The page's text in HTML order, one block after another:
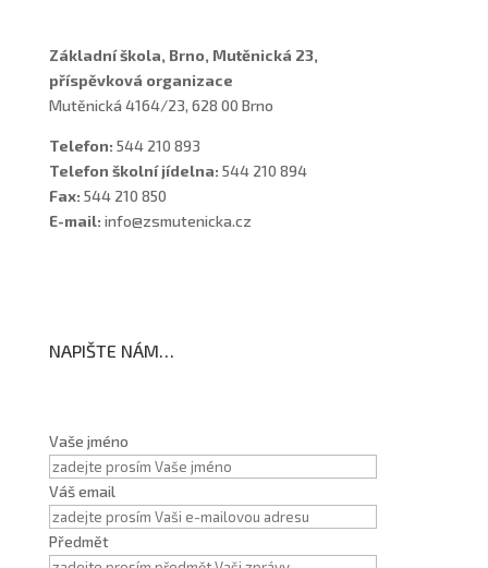
Základní škola, Brno, Mutěnická 23,
příspěvková organizace
Mutěnická 4164/23, 628 00 Brno
Telefon: 544 210 893
Telefon školní jídelna: 544 210 894
Fax: 544 210 850
E-mail: info@zsmutenicka.cz
NAPIŠTE NÁM…
Vaše jméno
Váš email
Předmět